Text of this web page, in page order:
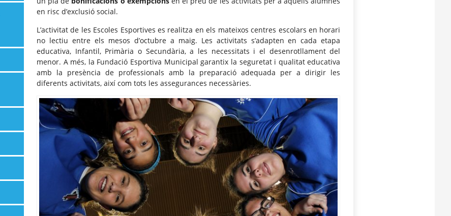
en risc d’exclusió social.
L’activitat de les Escoles Esportives es realitza en els mateixos centres escolars en horari
no lectiu entre els mesos d’octubre a maig. Les activitats s’adapten en cada etapa
educativa, Infantil, Primària o Secundària, a les necessitats i el desenrotllament del
menor. A més, la Fundació Esportiva Municipal garantix la seguretat i qualitat educativa
amb la presència de professionals amb la preparació adequada per a dirigir les
diferents activitats, així com tots les assegurances necessàries.